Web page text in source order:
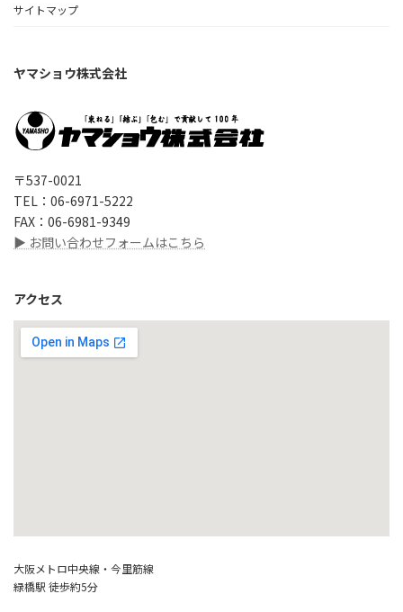
サイトマップ
ヤマショウ株式会社
〒537-0021
TEL：06-6971-5222
FAX：06-6981-9349
▶ お問い合わせフォームはこちら
アクセス
大阪メトロ中央線・今里筋線
緑橋駅 徒歩約5分